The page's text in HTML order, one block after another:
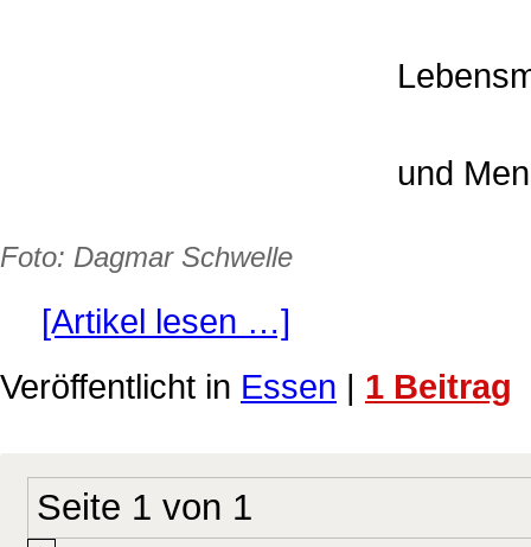
und
Foto: Dagmar Schwelle
[Artikel lesen …]
Veröffentlicht in Essen | 1 Beitrag
Seite 1 von 1